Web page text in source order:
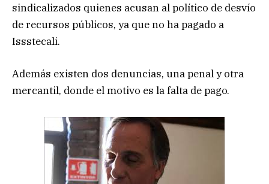
sindicalizados quienes acusan al político de desvío
de recursos públicos, ya que no ha pagado a
Issstecali.
Además existen dos denuncias, una penal y otra
mercantil, donde el motivo es la falta de pago.